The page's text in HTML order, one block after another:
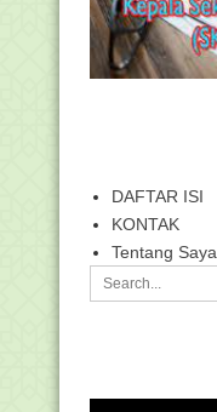
DAFTAR ISI
KONTAK
Tentang Saya